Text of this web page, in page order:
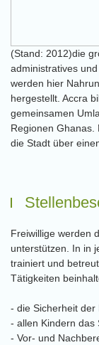
(Stand: 2012)die
administratives
werden hier
hergestellt. Accra
gemeinsamen
Regionen Ghanas.
die Stadt über
Freiwillige werden
unterstützen. In in
trainiert und betreut.
Tätigkeiten
- die Sicherheit der
- allen Kindern das
- Vor- und